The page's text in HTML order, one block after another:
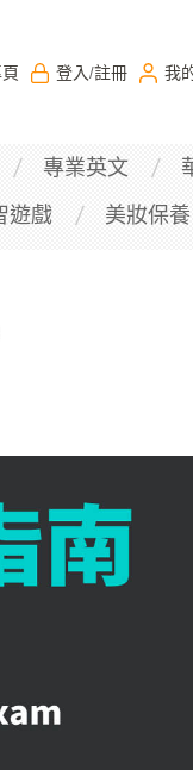
登入 /註冊 我
專業英文
遊戲 美妝保養